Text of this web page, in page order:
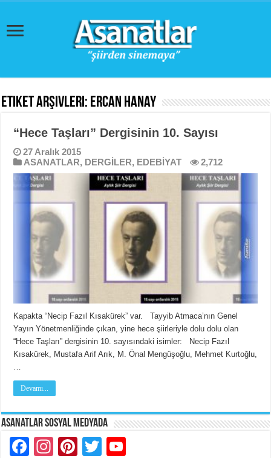
Etiket Arşivleri: Ercan Hanay
“Hece Taşları” Dergisinin 10. Sayısı
27 Aralık 2015
ASANATLAR, DERGİLER, EDEBİYAT 2,712
Kapakta “Necip Fazıl Kısakürek” var. Tayyib Atmaca’nın Genel
Yayın Yönetmenliğinde çıkan, yine hece şiirleriyle dolu dolu olan
“Hece Taşları” dergisinin 10. sayısındaki isimler: Necip Fazıl
Kısakürek, Mustafa Arif Arık, M. Önal Mengüşoğlu, Mehmet Kurtoğlu,
Devamı...
Asanatlar Sosyal Medyada
Facebook
Instagram
Pinterest
Twitter